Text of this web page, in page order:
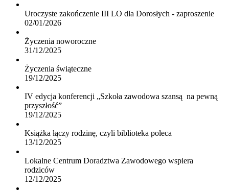
Uroczyste zakończenie III LO dla Dorosłych - zaproszenie
02/01/2026
Życzenia noworoczne
31/12/2025
Życzenia świąteczne
19/12/2025
IV edycja konferencji „Szkoła zawodowa szansą na pewną
przyszłość”
19/12/2025
Książka łączy rodzinę, czyli biblioteka poleca
13/12/2025
Lokalne Centrum Doradztwa Zawodowego wspiera
rodziców
12/12/2025